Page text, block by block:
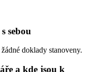
sebou
doklady stanoveny.
a kde jsou k